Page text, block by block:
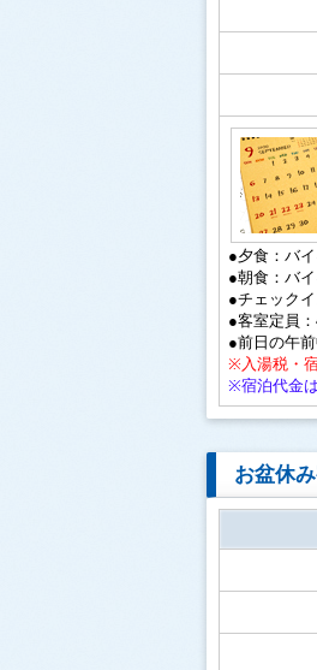
●夕食：バ
●朝食：バ
●チェック
●客室定員
●前日の午
※入湯税・
※宿泊代金
お盆休